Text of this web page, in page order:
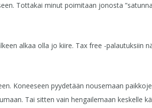
Tottakai minut poimitaan jonosta
alkaa olla jo kiire. Tax free -palautuksiin
Koneeseen pyydetään nousemaan
Tai sitten vain hengailemaan keskelle